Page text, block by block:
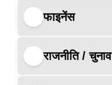
फाइनेंस
राजनीति / चुनाव